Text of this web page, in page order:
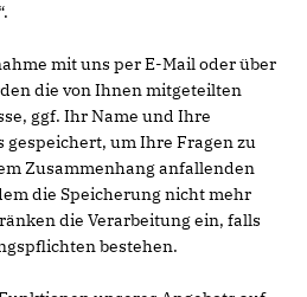
mit uns per E-Mail oder über
die von Ihnen mitgeteilten
ggf. Ihr Name und Ihre
gespeichert, um Ihre Fragen zu
Zusammenhang anfallenden
die Speicherung nicht mehr
die Verarbeitung ein, falls
bestehen.